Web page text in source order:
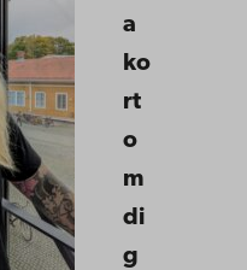
a
ko
rt
o
m
di
g